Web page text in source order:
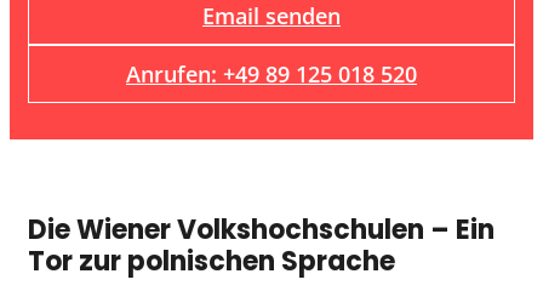
Email senden
Anrufen: +49 89 125 018 520
Die Wiener Volkshochschulen – Ein
Tor zur polnischen Sprache